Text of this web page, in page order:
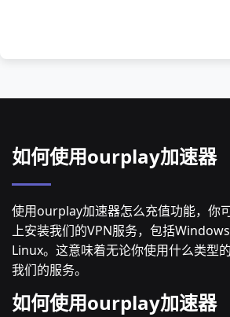
如何使用ourplay加速器
使用ourplay加速器怎么充值功能，你
上安装我们的VPN服务，包括
Linux。这意味着无论你使用什么类型
我们的服务。
如何使用ourplay加速器